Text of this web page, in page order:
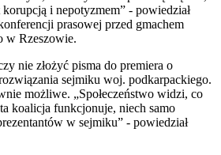
i nepotyzmem” - powiedział
prasowej przed gmachem
w Rzeszowie.
nie złożyć pisma do premiera o
sejmiku woj. podkarpackiego.
możliwe. „Społeczeństwo widzi, co
koalicja funkcjonuje, niech samo
w sejmiku” - powiedział